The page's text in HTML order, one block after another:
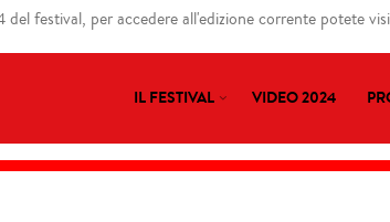
IL FESTIVAL VIDEO 2024
festival, per accedere all'edizione corrente potete